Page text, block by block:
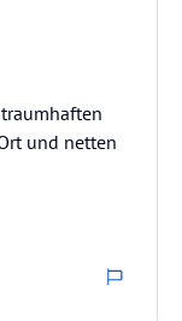
und netten